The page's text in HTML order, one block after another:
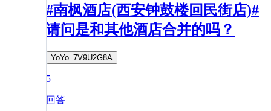
#南枫酒店(西安钟鼓楼回民街店)#
请问是和其他酒店合并的吗？
YoYo_7V9U2G8A
5
回答